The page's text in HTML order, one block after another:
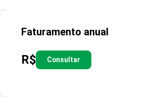
Faturamento anual
R$ Consultar